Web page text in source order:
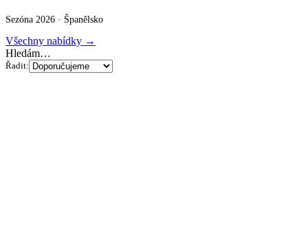
Sezóna 2026 · Španělsko
Všechny nabídky →
Hledám…
Řadit: